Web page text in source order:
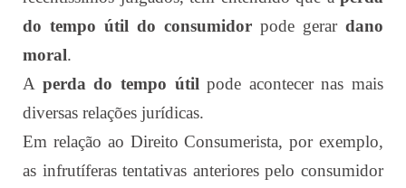
do tempo útil do consumidor pode gerar dano
moral.
A perda do tempo útil pode acontecer nas mais
diversas relações jurídicas.
Em relação ao Direito Consumerista, por exemplo,
as infrutíferas tentativas anteriores pelo consumidor